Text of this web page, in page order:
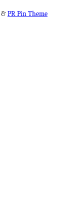
&PR Pin Theme